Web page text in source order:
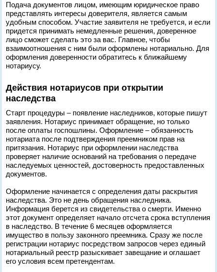
Подача документов лицом, имеющим юридическое право
представлять интересы доверителя, является самым
удобным способом. Участие заявителя не требуется, и если
придется принимать немедленные решения, доверенное
лицо сможет сделать это за вас. Главное, чтобы
взаимоотношения с ним были оформлены нотариально. Для
оформления доверенности обратитесь к ближайшему
нотариусу.
Действия нотариусов при открытии
наследства
Старт процедуры – появление наследников, которые пишут
заявления. Нотариус принимает обращение, но только
после оплаты госпошлины. Оформление – обязанность
нотариата после подтверждения преемником прав на
притязания. Нотариус при оформлении наследства
проверяет наличие оснований на требования о передаче
наследуемых ценностей, достоверность предоставленных
документов.
Оформление начинается с определения даты раскрытия
наследства. Это не день обращения наследника.
Информация берется из свидетельства о смерти. Именно
этот документ определяет начало отсчета срока вступления
в наследство. В течение 6 месяцев оформляется
имущество в пользу законного преемника. Сразу же после
регистрации нотариус посредством запросов через единый
нотариальный реестр разыскивает завещание и оглашает
его условия всем претендентам.